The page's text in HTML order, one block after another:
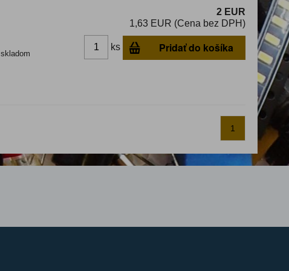
skladom
2 EUR
1,63 EUR (Cena bez DPH)
ks Pridať do košíka
1